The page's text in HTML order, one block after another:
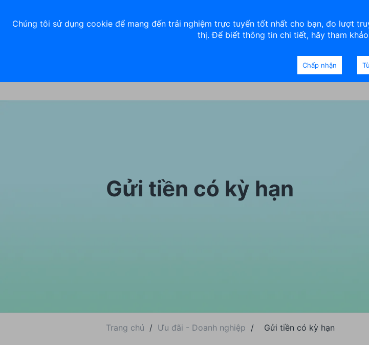
Gửi tiền có kỳ hạn
Trang chủ / Ưu đãi - Doanh nghiệp / Gửi tiền có kỳ hạn
Chúng tôi sử dụng cookie để mang đến trải nghiệm trực tuyến tốt nhất cho bạn, đo lượt
thị. Để biết thông tin chi tiết, hãy tham khảo
Chấp nhận